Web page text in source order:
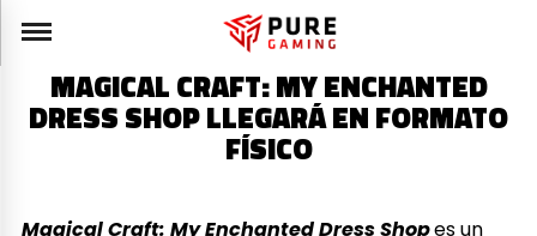
MAGICAL CRAFT: MY ENCHANTED
DRESS SHOP LLEGARÁ EN FORMATO
FÍSICO
Magical Craft: My Enchanted Dress Shopes un